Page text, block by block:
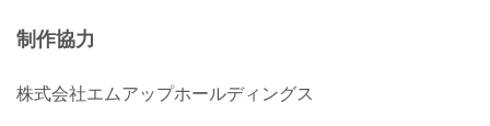
制作協力
株式会社エムアップホールディングス